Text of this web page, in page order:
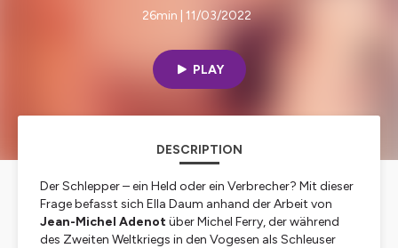
26min | 11/03/2022
PLAY
DESCRIPTION
Der Schlepper – ein Held oder ein Verbrecher? Mit dieser
Frage befasst sich Ella Daum anhand der Arbeit von
Jean-Michel Adenotüber Michel Ferry, der während
des Zweiten Weltkriegs in den Vogesen als Schleuser